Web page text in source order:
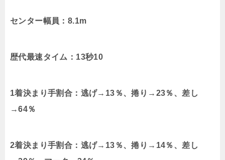
センター幅員：8.1m
歴代最速タイム：13秒10
1着決まり手割合：逃げ→13％、捲り→23％、差し
→64％
2着決まり手割合：逃げ→13％、捲り→14％、差し